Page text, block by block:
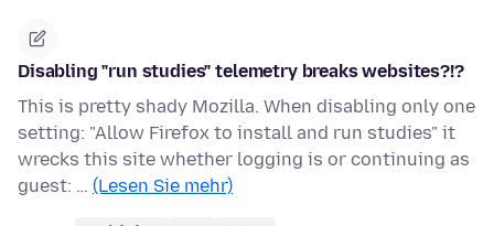
Disabling "run studies" telemetry breaks websites?!?
This is pretty shady Mozilla. When disabling only one
setting: "Allow Firefox to install and run studies" it
wrecks this site whether logging is or continuing as
guest: … (Lesen Sie mehr)